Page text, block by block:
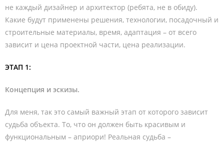
не каждый дизайнер и архитектор (ребята, не в обиду).
Какие будут применены решения, технологии, посадочный и
строительные материалы, время, адаптация – от всего
зависит и цена проектной части, цена реализации.
ЭТАП 1:
Концепция и эскизы.
Для меня, так это самый важный этап от которого зависит
судьба объекта. То, что он должен быть красивым и
функциональным – априори! Реальная судьба –